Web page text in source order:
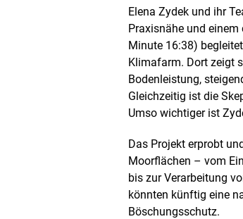
ß
e
r
t
e
n
a
r
t
e
l
l
u
n
Elena Zydek und ihr
Praxisnähe und
Minute 16:38)
Klimafarm. Dort zeigt
Bodenleistung,
Gleichzeitig ist die
Umso wichtiger ist
Das Projekt erprobt
Moorflächen – vom
bis zur Verarbeitung
könnten künftig eine
Böschungsschutz.